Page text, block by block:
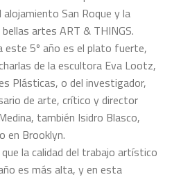
San Roque y la
artes ART & THINGS.
este 5º año es el plato fuerte,
de la escultora Eva Lootz,
Plásticas, o del investigador,
de arte, crítico y director
también Isidro Blasco,
en Brooklyn.
la calidad del trabajo artístico
es más alta, y en esta